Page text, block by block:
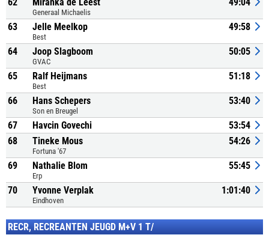
Generaal Michaelis
63 Jelle Meelkop
Best
49:58
64 Joop Slagboom
GVAC
50:05
65 Ralf Heijmans
Best
51:18
66 Hans Schepers
Son en Breugel
53:40
67 Havcin Govechi
53:54
68
Tineke Mous
Fortuna '67
54:26
69 Nathalie Blom
Erp
55:45
70 Yvonne Verplak
Eindhoven
1:01:40
RECR, RECREANTEN JEUGD M+V 1 T/